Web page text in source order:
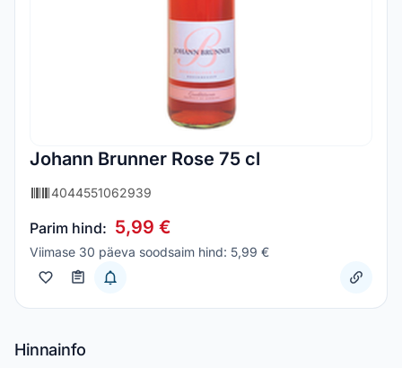
Johann Brunner Rose 75 cl
4044551062939
Parim hind: 5,99 €
Viimase 30 päeva soodsaim hind: 5,99 €
Hinnainfo